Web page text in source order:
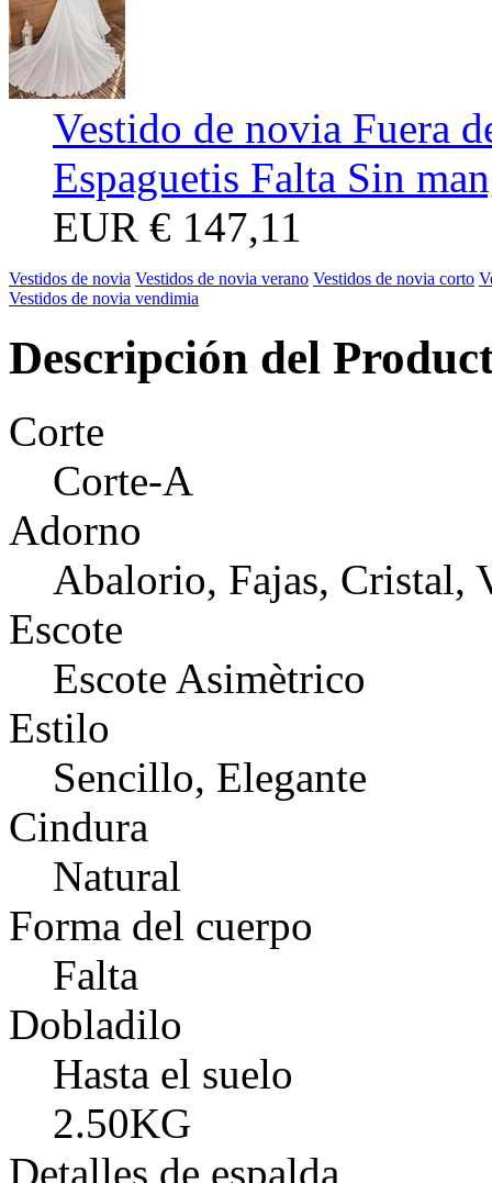
Vestido de novia Fuera
Espaguetis Falta Sin
EUR € 147,11
Vestidos de novia Vestidos de novia verano Vestidos de novia corto
Vestidos de novia vendimia
Descripción del
Corte
Corte-A
Adorno
Abalorio, Fajas, Cristal,
Escote
Escote Asimètrico
Estilo
Sencillo, Elegante
Cindura
Natural
Forma del cuerpo
Falta
Dobladilo
Hasta el suelo
2.50KG
Detalles de espalda